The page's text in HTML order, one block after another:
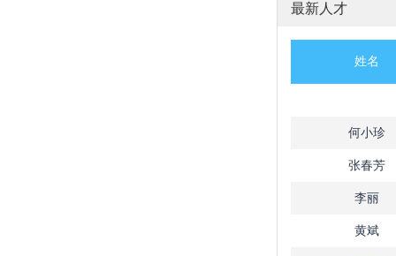
最新人才
姓名
何小珍
张春芳
李丽
黄斌